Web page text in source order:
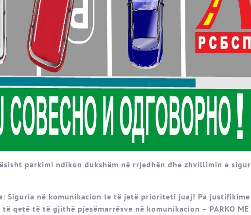
parkimi ndikon dukshëm në rrjedhën dhe zhvillimin e
Siguria në komunikacion le të jetë prioriteti juaj! Pa justifikime
qetë të të gjithë pjesëmarrësve në komunikacion – PARKO ME